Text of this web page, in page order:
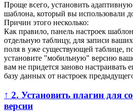
Проще всего, установить
шаблона, который вы использовали
Причин этого несколько:
Как правило, панель настроек
отдельную таблицу, для записи
поля в уже существующей таблице,
установите "мобильную" версию
вам не придется заново настраивать
базу данных от настроек
↑ 2. Установить плагин для
версии